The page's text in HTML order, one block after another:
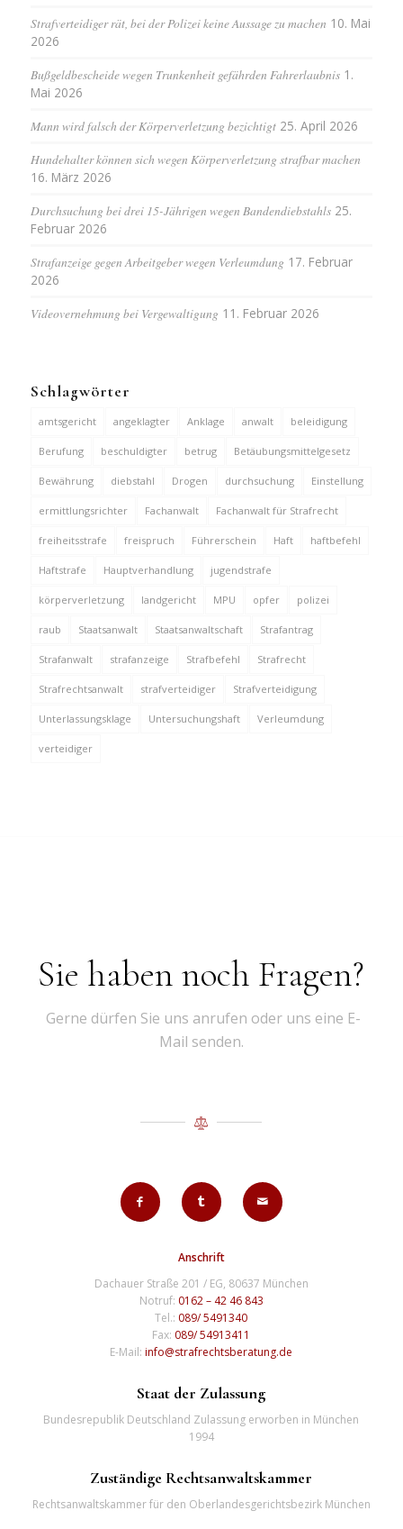
Strafverteidiger rät, bei der Polizei keine Aussage zu machen 10. Mai
2026
Bußgeldbescheide wegen Trunkenheit gefährden Fahrerlaubnis 1.
Mai 2026
Mann wird falsch der Körperverletzung bezichtigt 25. April 2026
Hundehalter können sich wegen Körperverletzung strafbar machen
16. März 2026
Durchsuchung bei drei 15-Jährigen wegen Bandendiebstahls 25.
Februar 2026
Strafanzeige gegen Arbeitgeber wegen Verleumdung 17. Februar
2026
Videovernehmung bei Vergewaltigung 11. Februar 2026
Schlagwörter
amtsgericht angeklagter Anklage anwalt beleidigung
Berufung beschuldigter betrug Betäubungsmittelgesetz
Bewährung diebstahl Drogen durchsuchung Einstellung
ermittlungsrichter Fachanwalt Fachanwalt für Strafrecht
freiheitsstrafe freispruch Führerschein Haft haftbefehl
Haftstrafe Hauptverhandlung jugendstrafe
körperverletzung landgericht MPU opfer polizei
raub Staatsanwalt Staatsanwaltschaft Strafantrag
Strafanwalt strafanzeige Strafbefehl Strafrecht
Strafrechtsanwalt strafverteidiger Strafverteidigung
Unterlassungsklage Untersuchungshaft Verleumdung
verteidiger
Sie haben noch Fragen?
Gerne dürfen Sie uns anrufen oder uns eine E-
Mail senden.
Anschrift
Dachauer Straße 201 / EG, 80637 München
Notruf: 0162 – 42 46 843
Tel.: 089/ 5491340
Fax: 089/ 54913411
E-Mail:info@strafrechtsberatung.de
Staat der Zulassung
Bundesrepublik Deutschland Zulassung erworben in München
1994
Zuständige Rechtsanwaltskammer
Rechtsanwaltskammer für den Oberlandesgerichtsbezirk München